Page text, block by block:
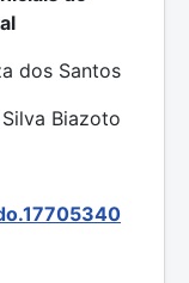
dos Santos
Biazoto